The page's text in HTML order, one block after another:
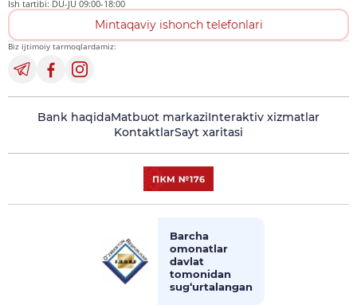
Ish tartibi: DU-JU 09:00-18:00
Mintaqaviy ishonch telefonlari
Biz ijtimoiy tarmoqlardamiz:
Bank haqidaMatbuot markaziInteraktiv xizmatlar
KontaktlarSayt xaritasi
Barcha
omonatlar
davlat
tomonidan
sug‘urtalangan